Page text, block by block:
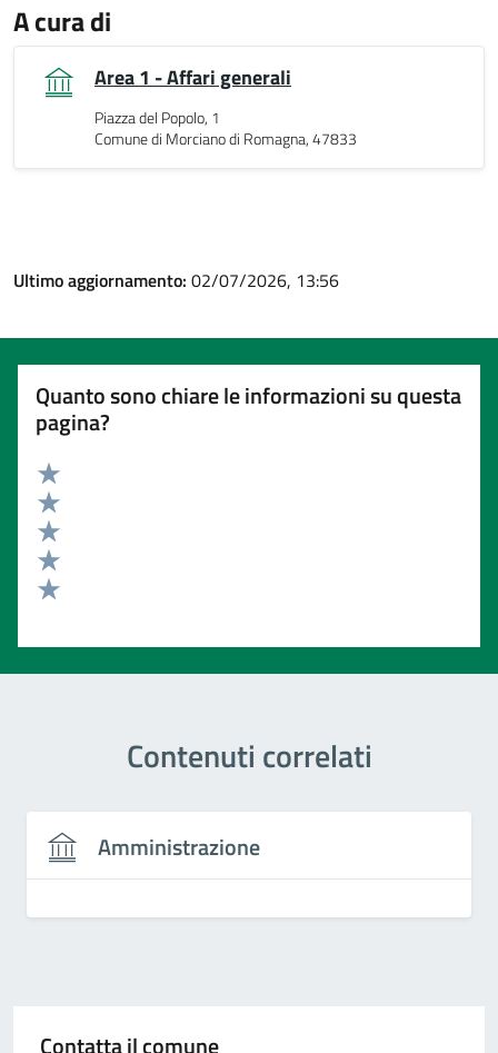
A cura di
Area 1 - Affari generali
Piazza del Popolo, 1
Comune di Morciano di Romagna, 47833
Ultimo aggiornamento: 02/07/2026, 13:56
Quanto sono chiare le informazioni su questa
pagina?
Valuta 5 stelle su 5
Valuta 4 stelle su 5
Valuta 3 stelle su 5
Valuta 2 stelle su 5
Contenuti correlati
Amministrazione
Contatta il comune